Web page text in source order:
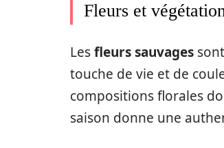
Fleurs et
Lesfleurs sauvages
touche de vie et de
compositions florales
saison donne une